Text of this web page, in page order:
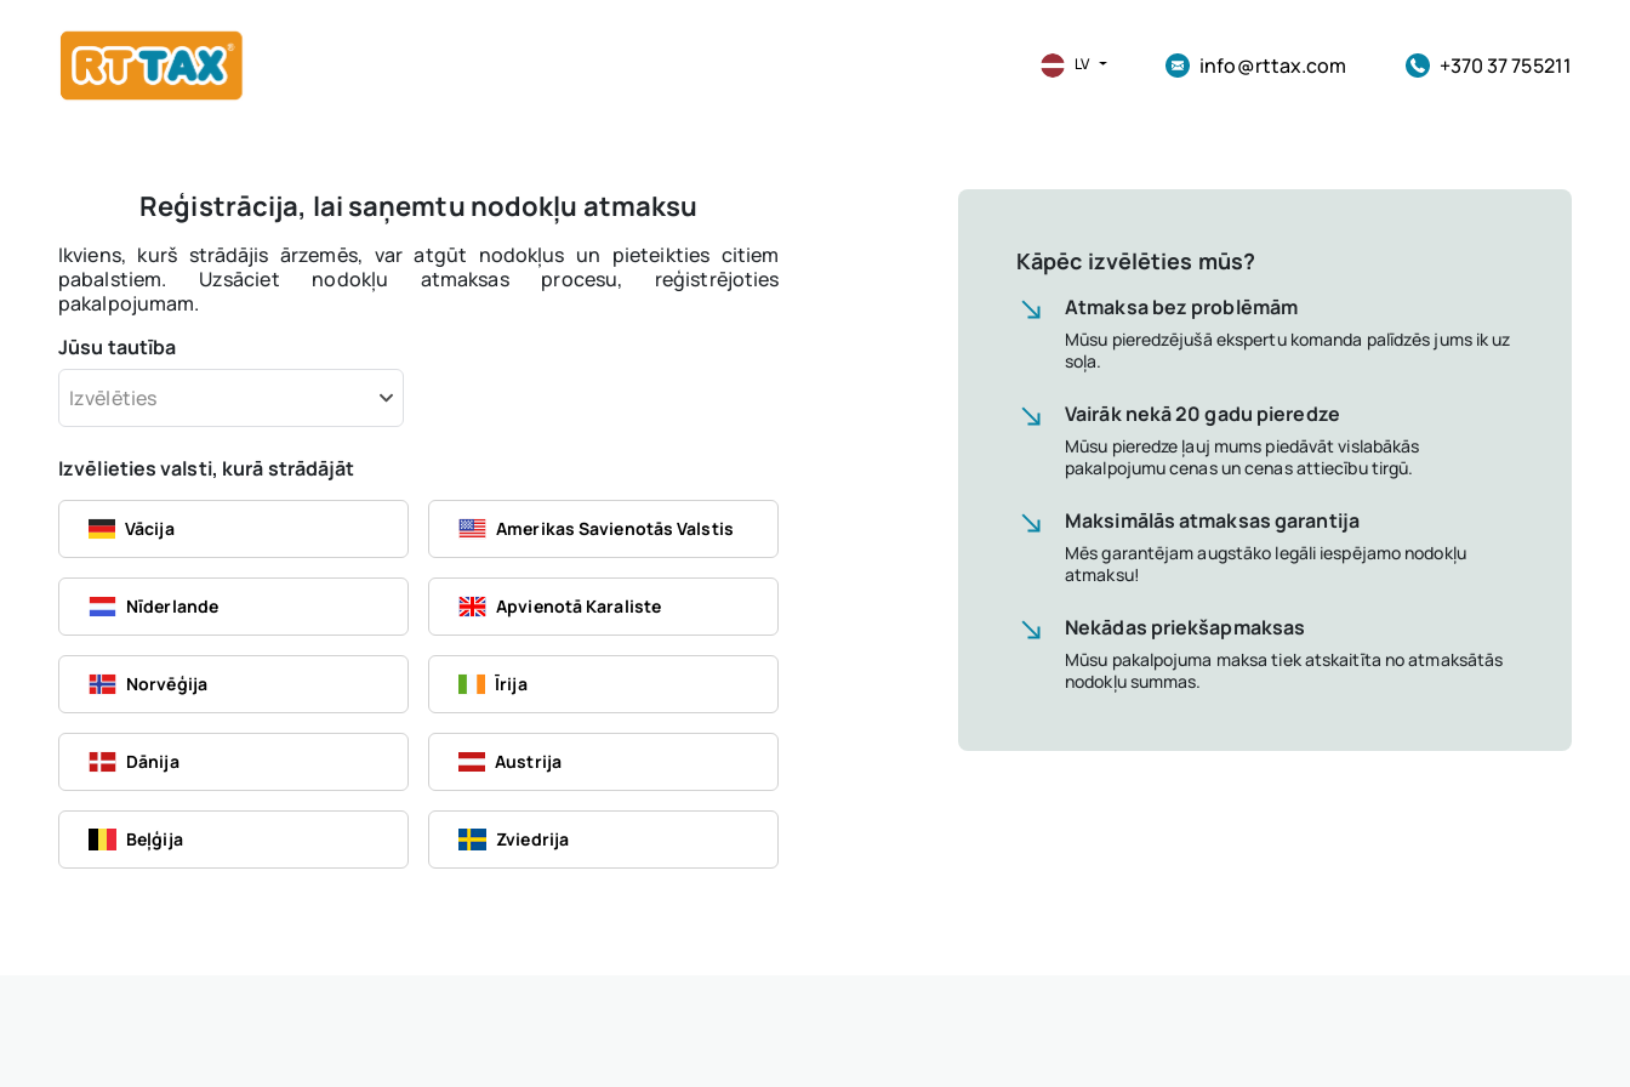
LV info@rttax.com +370 37 755211
Reģistrācija, lai saņemtu nodokļu atmaksu
Ikviens, kurš strādājis ārzemēs, var atgūt nodokļus un pieteikties citiem
pabalstiem. Uzsāciet nodokļu atmaksas procesu, reģistrējoties
pakalpojumam.
Jūsu tautība
Izvēlēties
Izvēlieties valsti, kurā strādājāt
Vācija Amerikas Savienotās Valstis
Nīderlande Apvienotā Karaliste
Norvēģija Īrija
Dānija Austrija
Beļģija Zviedrija
Kāpēc izvēlēties mūs?
Atmaksa bez problēmām
Mūsu pieredzējušā ekspertu komanda palīdzēs jums ik uz
soļa.
Vairāk nekā 20 gadu pieredze
Mūsu pieredze ļauj mums piedāvāt vislabākās
pakalpojumu cenas un cenas attiecību tirgū.
Maksimālās atmaksas garantija
Mēs garantējam augstāko legāli iespējamo nodokļu
atmaksu!
Nekādas priekšapmaksas
Mūsu pakalpojuma maksa tiek atskaitīta no atmaksātās
nodokļu summas.